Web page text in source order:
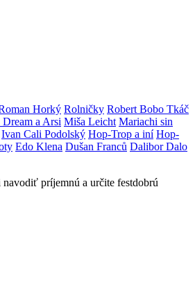
Horký Rolničky Robert Bobo Tkáč
a Arsi Miša Leicht Mariachi sin
Ivan Cali Podolský Hop-Trop a iní Hop-
Edo Klena Dušan Franců Dalibor Dalo
príjemnú a určite festdobrú